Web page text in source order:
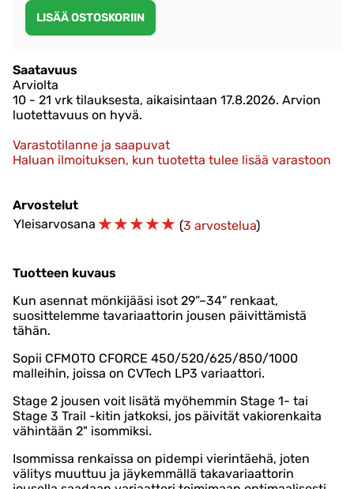
Saatavuus
Arviolta
10 - 21 vrk tilauksesta, aikaisintaan 17.8.2026. Arvion
luotettavuus on hyvä.
Varastotilanne ja saapuvat
Haluan ilmoituksen, kun tuotetta tulee lisää varastoon
Arvostelut
Yleisarvosana ☆☆☆☆☆ (3 arvostelua)
Tuotteen kuvaus
Kun asennat mönkijääsi isot 29”–34” renkaat,
suosittelemme tavariaattorin jousen päivittämistä
tähän.
Sopii CFMOTO CFORCE 450/520/625/850/1000
malleihin, joissa on CVTech LP3 variaattori.
Stage 2 jousen voit lisätä myöhemmin Stage 1- tai
Stage 3 Trail -kitin jatkoksi, jos päivität vakiorenkaita
vähintään 2" isommiksi.
Isommissa renkaissa on pidempi vierintäehä, joten
välitys muuttuu ja jäykemmällä takavariaattorin